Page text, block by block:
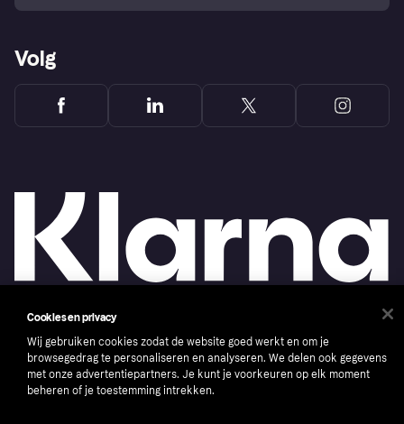
Volg
Copyright © 2005-2026 Klarna Bank AB (publ). Headquarters: Stockholm, Sweden. All
rights reserved. Klarna Bank AB (publ). Sveavägen 46, 111 34 Stockholm. Organization
number: 556737-0431
CookiesKlarna.com
Cookies en privacy
Wij gebruiken cookies zodat de website goed werkt en om je
browsegedrag te personaliseren en analyseren. We delen ook gegevens
met onze advertentiepartners. Je kunt je voorkeuren op elk moment
beheren of je toestemming intrekken.